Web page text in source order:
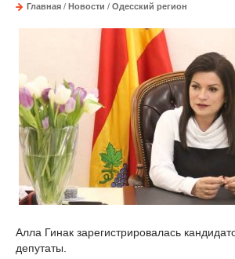
Главная / Новости / Одесский регион
Алла Гинак зарегистрировалась
депутаты.